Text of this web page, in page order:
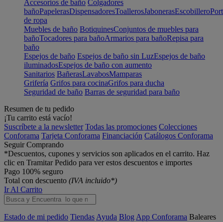
Accesorios de baño Colgadores
bañoPapelerasDispensadoresToallerosJabonerasEscobillero
de ropa
Muebles de baño BotiquinesConjuntos de muebles para
bañoTocadores para bañoArmarios para bañoRepisa para
baño
Espejos de baño Espejos de baño sin LuzEspejos de baño
iluminadosEspejos de baño con aumento
Sanitarios BañerasLavabosMamparas
Grifería Grifos para cocinaGrifos para ducha
Seguridad de baño Barras de seguridad para baño
Resumen de tu pedido
¡Tu carrito está vacío!
Suscríbete a la newsletter Todas las promociones Colecciones
Conforama Tarjeta Conforama Financiación Catálogos Conforama
Seguir Comprando
*Descuentos, cupones y servicios son aplicados en el carrito. Haz
clic en Tramitar Pedido para ver estos descuentos e importes
Pago 100% seguro
Total con descuento (IVA incluido*)
Ir Al Carrito
Estado de mi pedido Tiendas Ayuda Blog App Conforama Baleares